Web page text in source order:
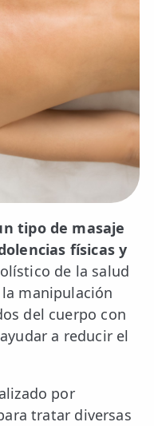
tipo de masaje
físicas y
de la salud
manipulación
del cuerpo con
a reducir el
por
tratar diversas